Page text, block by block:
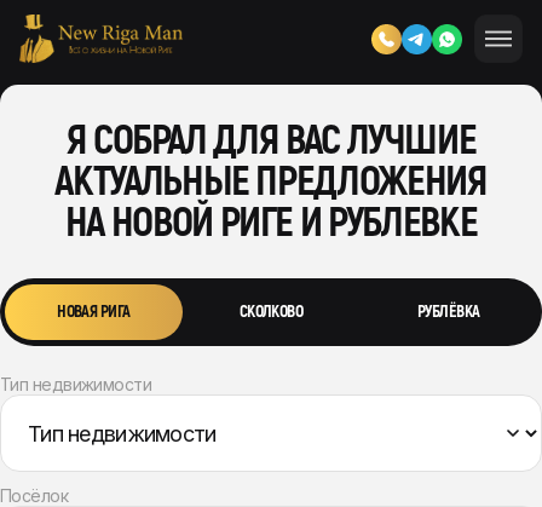
Я СОБРАЛ ДЛЯ ВАС ЛУЧШИЕ
АКТУАЛЬНЫЕ ПРЕДЛОЖЕНИЯ
НА НОВОЙ РИГЕ И РУБЛЕВКЕ
НОВАЯ РИГА СКОЛКОВО РУБЛЁВКА
Тип недвижимости
Посёлок